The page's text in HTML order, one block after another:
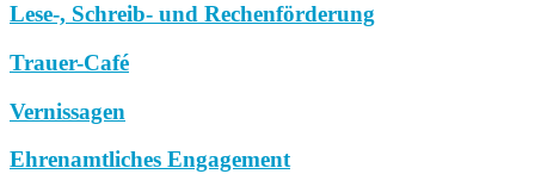
Lese-, Schreib- und Rechenförderung
Trauer-Café
Vernissagen
Ehrenamtliches Engagement